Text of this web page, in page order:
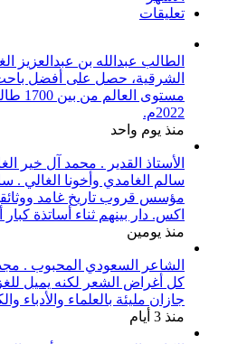
تعليقات
الطالب عبدالله بن عبدالعزيز
الشرقية، حصل على أفضل
2022م.
منذ يوم واحد
الأستاذ القدير . محمد آل خير
سالم الغامدي وأخونا الغالي .
مؤسس قروب تاريخ غامد
اكس. دار بينهم ثناء أساتذة كبار
منذ يومين
الشاعر السعودي المحبوب .
كل أغراض الشعر لكنه يميل
جازان مليئة بالعلماء والأدباء
منذ 3 أيام